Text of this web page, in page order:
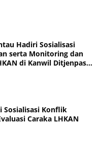
Hadiri Sosialisasi
serta Monitoring dan
di Kanwil Ditjenpas
Sosialisasi Konflik
Caraka LHKAN